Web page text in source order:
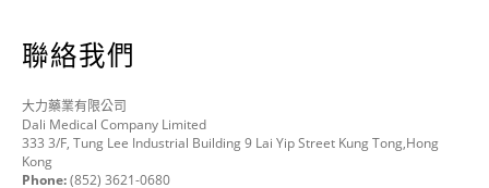
聯絡我們
大力藥業有限公司
Dali Medical Company Limited
333 3/F, Tung Lee Industrial Building 9 Lai Yip Street Kung Tong,Hong
Kong
Phone:(852) 3621-0680